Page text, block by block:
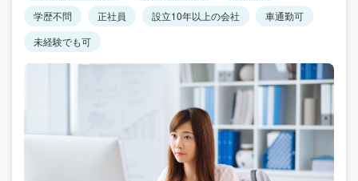
学歴不問
正社員 設立10年以上の会社
車通勤可
未経験でも可